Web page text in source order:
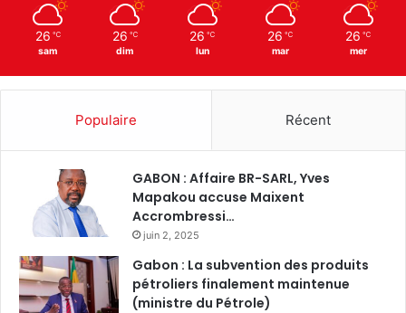
26 ℃
sam
26 ℃
dim
26 ℃
lun
26 ℃
mar
26 ℃
mer
Populaire Récent
GABON : Affaire BR-SARL, Yves
Mapakou accuse Maixent
Accrombressi…
juin 2, 2025
Gabon : La subvention des produits
pétroliers finalement maintenue
(ministre du Pétrole)